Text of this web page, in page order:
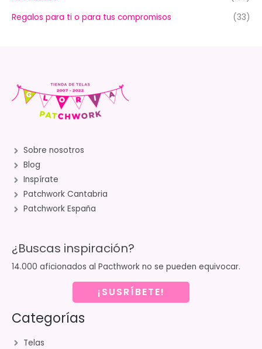
Regalos para ti o para tus compromisos
(33)
Sobre nosotros
Blog
Inspírate
Patchwork Cantabria
Patchwork España
¿Buscas inspiración?
14.000 aficionados al Pacthwork no se pueden equivocar.
¡SUSRÍBETE!
Categorías
Telas